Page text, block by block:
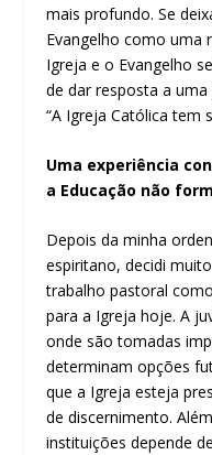
mais profundo. Se
Evangelho como uma
Igreja e o Evangelho
de dar resposta a
“A Igreja Católica tem
Uma experiência
a Educação não
Depois da minha
espiritano, decidi
trabalho pastoral
para a Igreja hoje. A
onde são tomadas
determinam opções
que a Igreja esteja
de discernimento.
instituições depende